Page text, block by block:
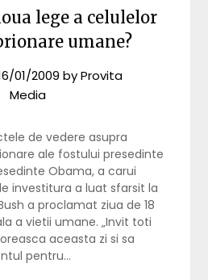
lege a celulelor
umane?
01/2009 byProvita
Media
de vedere asupra
ale fostului presedinte
Obama, a carui
investitura a luat sfarsit la
a proclamat ziua de 18
a vietii umane. „Invit toti
aceasta zi si sa
pentru…